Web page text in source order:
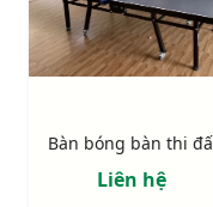
Liên hệ